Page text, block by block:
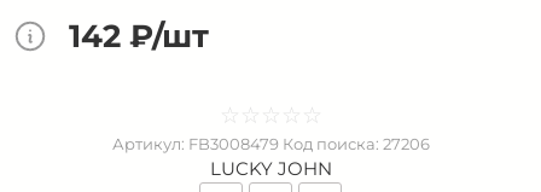
142 ₽/шт
☆ ☆ ☆ ☆ ☆
★ ★ ★ ★ ★
Артикул: FB3008479 Код поиска: 27206
LUCKY JOHN